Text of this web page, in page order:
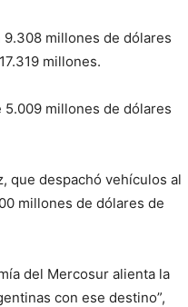
millones de dólares
millones.
millones de dólares
que despachó vehículos al
millones de dólares de
del Mercosur alienta la
con ese destino”,